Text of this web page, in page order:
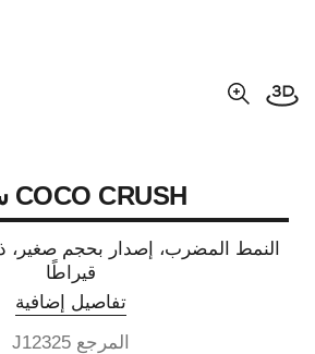
فتح العرض ثلاثي الأبعاد
عرض مكبّر عن الصورة
COCO CRUSH سوار
قيراطًا
تفاصيل إضافية
المرجع J12325